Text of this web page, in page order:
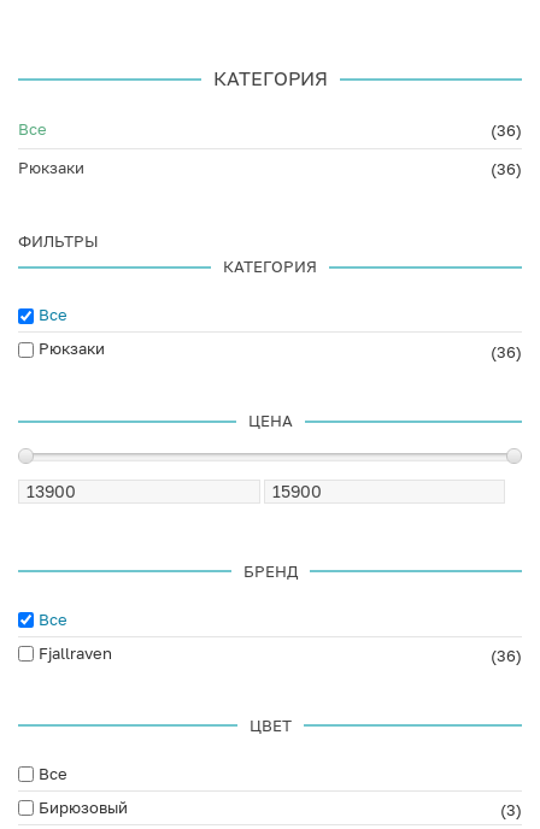
КАТЕГОРИЯ
Все
(36)
Рюкзаки
(36)
ФИЛЬТРЫ
КАТЕГОРИЯ
Все
Рюкзаки
(36)
ЦЕНА
БРЕНД
Все
Fjallraven
(36)
ЦВЕТ
Все
Бирюзовый
(3)